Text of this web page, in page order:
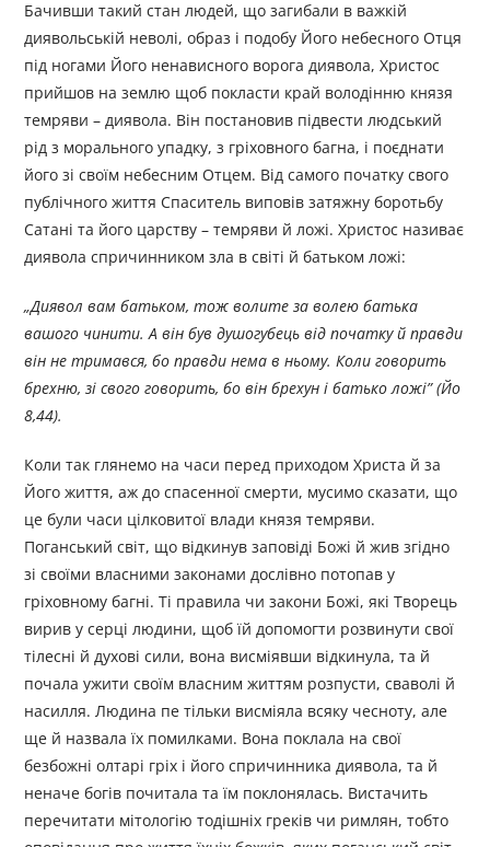
Бачивши такий стан людей, що загибали в важкій
диявольській неволі, образ і подобу Його небесного Отця
під ногами Його ненависного ворога диявола, Христос
прийшов на землю щоб покласти край володінню князя
темряви – диявола. Він постановив підвести людський
рід з морального упадку, з гріховного багна, і поєднати
його зі своїм небесним Отцем. Від самого початку свого
публічного життя Спаситель виповів затяжну боротьбу
Сатані та його царству – темряви й ложі. Христос називає
диявола спричинником зла в світі й батьком ложі:
„Диявол вам батьком, тож волите за волею батька
вашого чинити. А він був душогубець від початку й правди
він не тримався, бо правди нема в ньому. Коли говорить
брехню, зі свого говорить, бо він брехун і батько ложі” (Йо
8,44).
Коли так глянемо на часи перед приходом Христа й за
Його життя, аж до спасенної смерти, мусимо сказати, що
це були часи цілковитої влади князя темряви.
Поганський світ, що відкинув заповіді Божі й жив згідно
зі своїми власними законами дослівно потопав у
гріховному багні. Ті правила чи закони Божі, які Творець
вирив у серці людини, щоб їй допомогти розвинути свої
тілесні й духові сили, вона висміявши відкинула, та й
почала ужити своїм власним життям розпусти, сваволі й
насилля. Людина пе тільки висміяла всяку чесноту, але
ще й назвала їх помилками. Вона поклала на свої
безбожні олтарі гріх і його спричинника диявола, та й
неначе богів почитала та їм поклонялась. Вистачить
перечитати мітологію тодішніх греків чи римлян, тобто